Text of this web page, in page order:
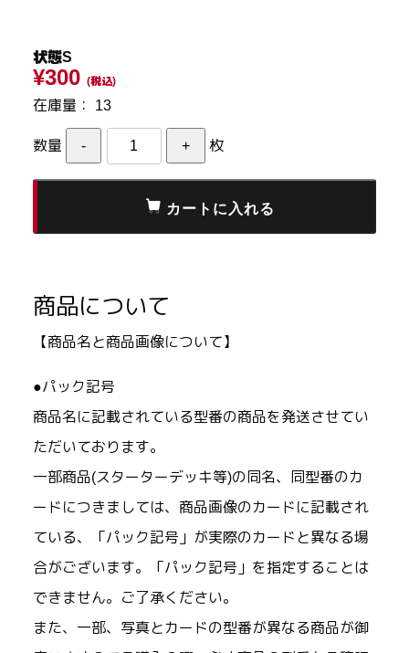
状態S
¥300 (税込)
在庫量： 13
数量 枚
商品について
【商品名と商品画像について】
●パック記号
商品名に記載されている型番の商品を発送させてい
ただいております。
一部商品(スターターデッキ等)の同名、同型番のカ
ードにつきましては、商品画像のカードに記載され
ている、「パック記号」が実際のカードと異なる場
合がございます。「パック記号」を指定することは
できません。ご了承ください。
また、一部、写真とカードの型番が異なる商品が御